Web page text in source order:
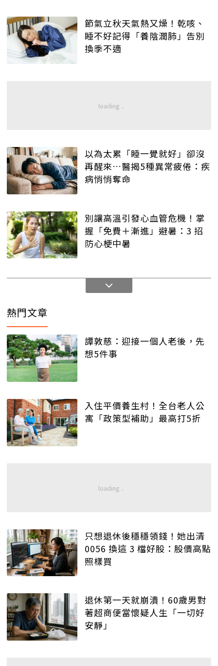
節氣立秋天氣熱又燥！乾咳、
睡不好記得「養陰潤肺」告別
換季不適
以為太累「睡一覺就好」卻沒
再醒來…醫揭5種異常疲倦：疾
病悄悄奪命
別讓高溫引發心血管危機！掌
握「免費＋漸進」避暑：3 招
防心梗中暑
熱門文章
譚敦慈：迎接一個人老後，先
想5件事
入住平價養生村！全台老人公
寓「政策型補助」最高打5折
只想退休後穩穩領錢！她出清
0056 換這 3 檔好股：股價高點
照樣買
退休第一天就崩潰！60歲男對
著超商便當懷疑人生「一切好
安靜」